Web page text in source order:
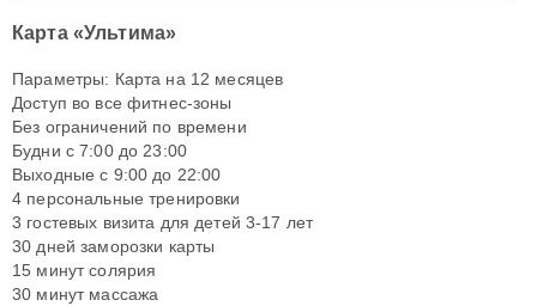
Карта «Ультима»
Параметры: Карта на 12 месяцев
Доступ во все фитнес-зоны
Без ограничений по времени
Будни с 7:00 до 23:00
Выходные с 9:00 до 22:00
4 персональные тренировки
3 гостевых визита для детей 3-17 лет
30 дней заморозки карты
15 минут солярия
30 минут массажа